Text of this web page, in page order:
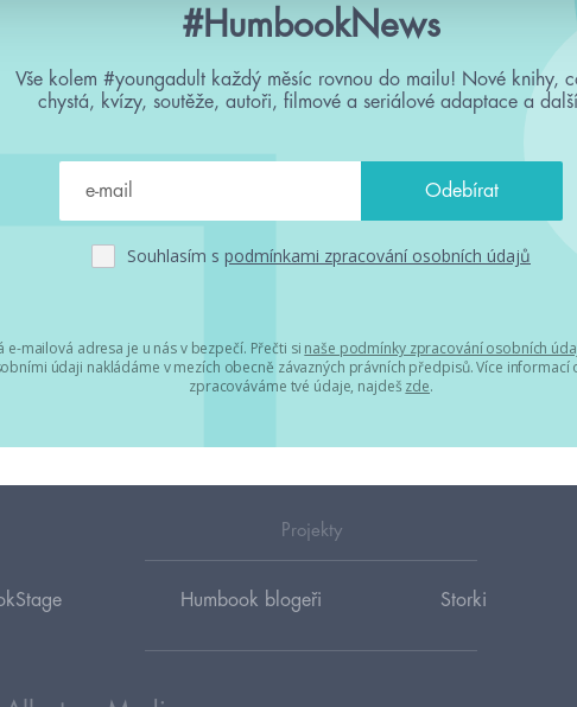
#HumbookNews
Vše kolem #youngadult každý měsíc rovnou do mailu! Nové knihy,
chystá, kvízy, soutěže, autoři, filmové a seriálové adaptace a
Souhlasím s podmínkami zpracování osobních údajů
e-mailová adresa je u nás v bezpečí. Přečti si naše podmínky zpracování osobních
údaji nakládáme v mezích obecně závazných právních předpisů. Více informací
zpracováváme tvé údaje, najdeš zde.
Projekty
Humbook blogeři Storki